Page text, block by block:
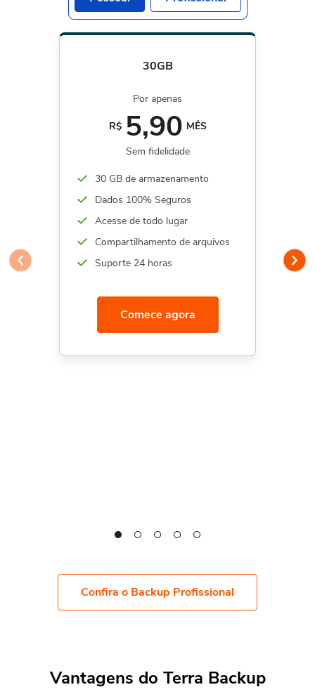
30GB
Por apenas
R$ 5,90 MÊS
Sem fidelidade
30 GB de armazenamento
Dados 100% Seguros
Acesse de todo lugar
Compartilhamento de arquivos
Suporte 24 horas
Comece agora
Confira o Backup Profissional
Vantagens do Terra Backup